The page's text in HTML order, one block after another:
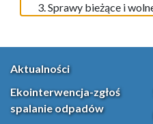
Sprawy bieżące i
Aktualności
Ekointerwencja-zgłoś
spalanie odpadów